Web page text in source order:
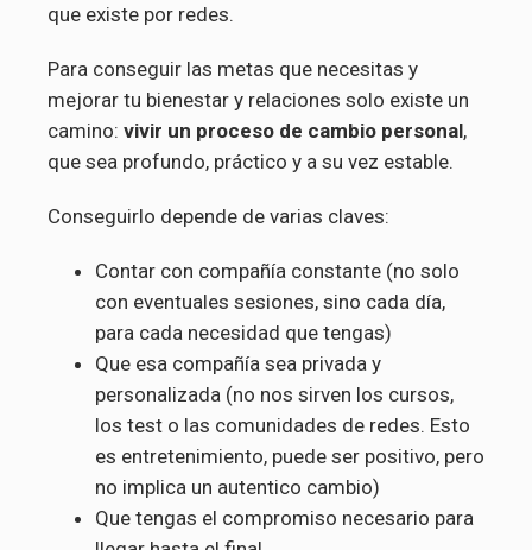
que existe por redes.
Para conseguir las metas que necesitas y
mejorar tu bienestar y relaciones solo existe un
camino: vivir un proceso de cambio personal,
que sea profundo, práctico y a su vez estable.
Conseguirlo depende de varias claves:
Contar con compañía constante (no solo
con eventuales sesiones, sino cada día,
para cada necesidad que tengas)
Que esa compañía sea privada y
personalizada (no nos sirven los cursos,
los test o las comunidades de redes. Esto
es entretenimiento, puede ser positivo, pero
no implica un autentico cambio)
Que tengas el compromiso necesario para